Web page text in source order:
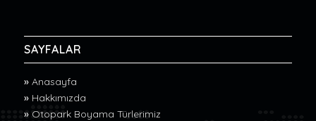
SAYFALAR
» Anasayfa
» Hakkımızda
» Otopark Boyama Türlerimiz